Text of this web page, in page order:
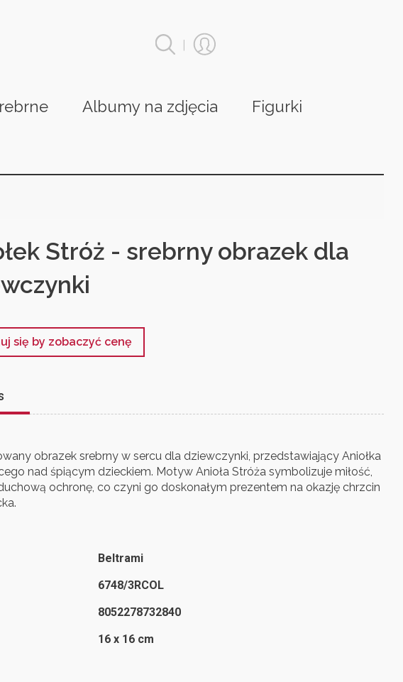
|
Albumy na zdjęcia Figurki
Stróż - srebrny obrazek dla
się by zobaczyć cenę
obrazek srebrny w sercu dla dziewczynki, przedstawiający Aniołka
nad śpiącym dzieckiem. Motyw Anioła Stróża symbolizuje miłość,
ochronę, co czyni go doskonałym prezentem na okazję chrzcin
Beltrami
6748/3RCOL
8052278732840
16 x 16 cm